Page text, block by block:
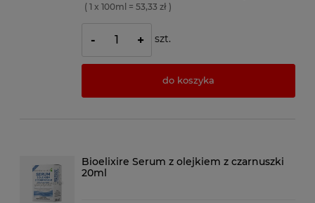
( 1 x 100ml = 53,33 zł )
- + szt.
do koszyka
Bioelixire Serum z olejkiem z czarnuszki
20ml